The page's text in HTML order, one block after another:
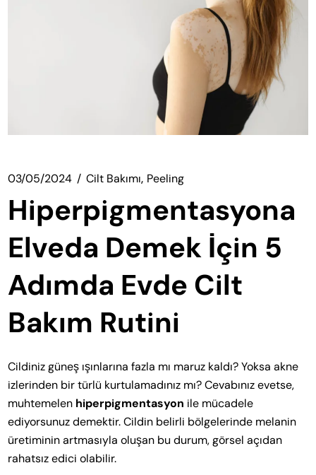
03/05/2024 Cilt Bakımı Peeling
Hiperpigmentasyona
Elveda Demek İçin 5
Adımda Evde Cilt
Bakım Rutini
Cildiniz güneş ışınlarına fazla mı maruz kaldı? Yoksa akne
izlerinden bir türlü kurtulamadınız mı? Cevabınız evetse,
muhtemelen hiperpigmentasyon ile mücadele
ediyorsunuz demektir. Cildin belirli bölgelerinde melanin
üretiminin artmasıyla oluşan bu durum, görsel açıdan
rahatsız edici olabilir.